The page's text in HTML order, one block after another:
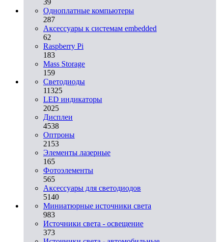
Одноплатные компьютеры
287
Аксессуары к системам embedded
62
Raspberry Pi
183
Mass Storage
159
Светодиоды
11325
LED индикаторы
2025
Дисплеи
4538
Оптроны
2153
Элементы лазерные
165
Фотоэлементы
565
Аксессуары для светодиодов
5140
Миниатюрные источники света
983
Источники света - освещение
373